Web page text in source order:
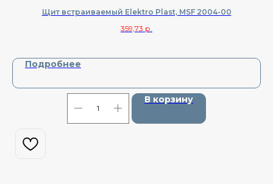
Щит встраиваемый Elektro Plast, MSF 2004-00
359,73 р.
Подробнее
В корзину